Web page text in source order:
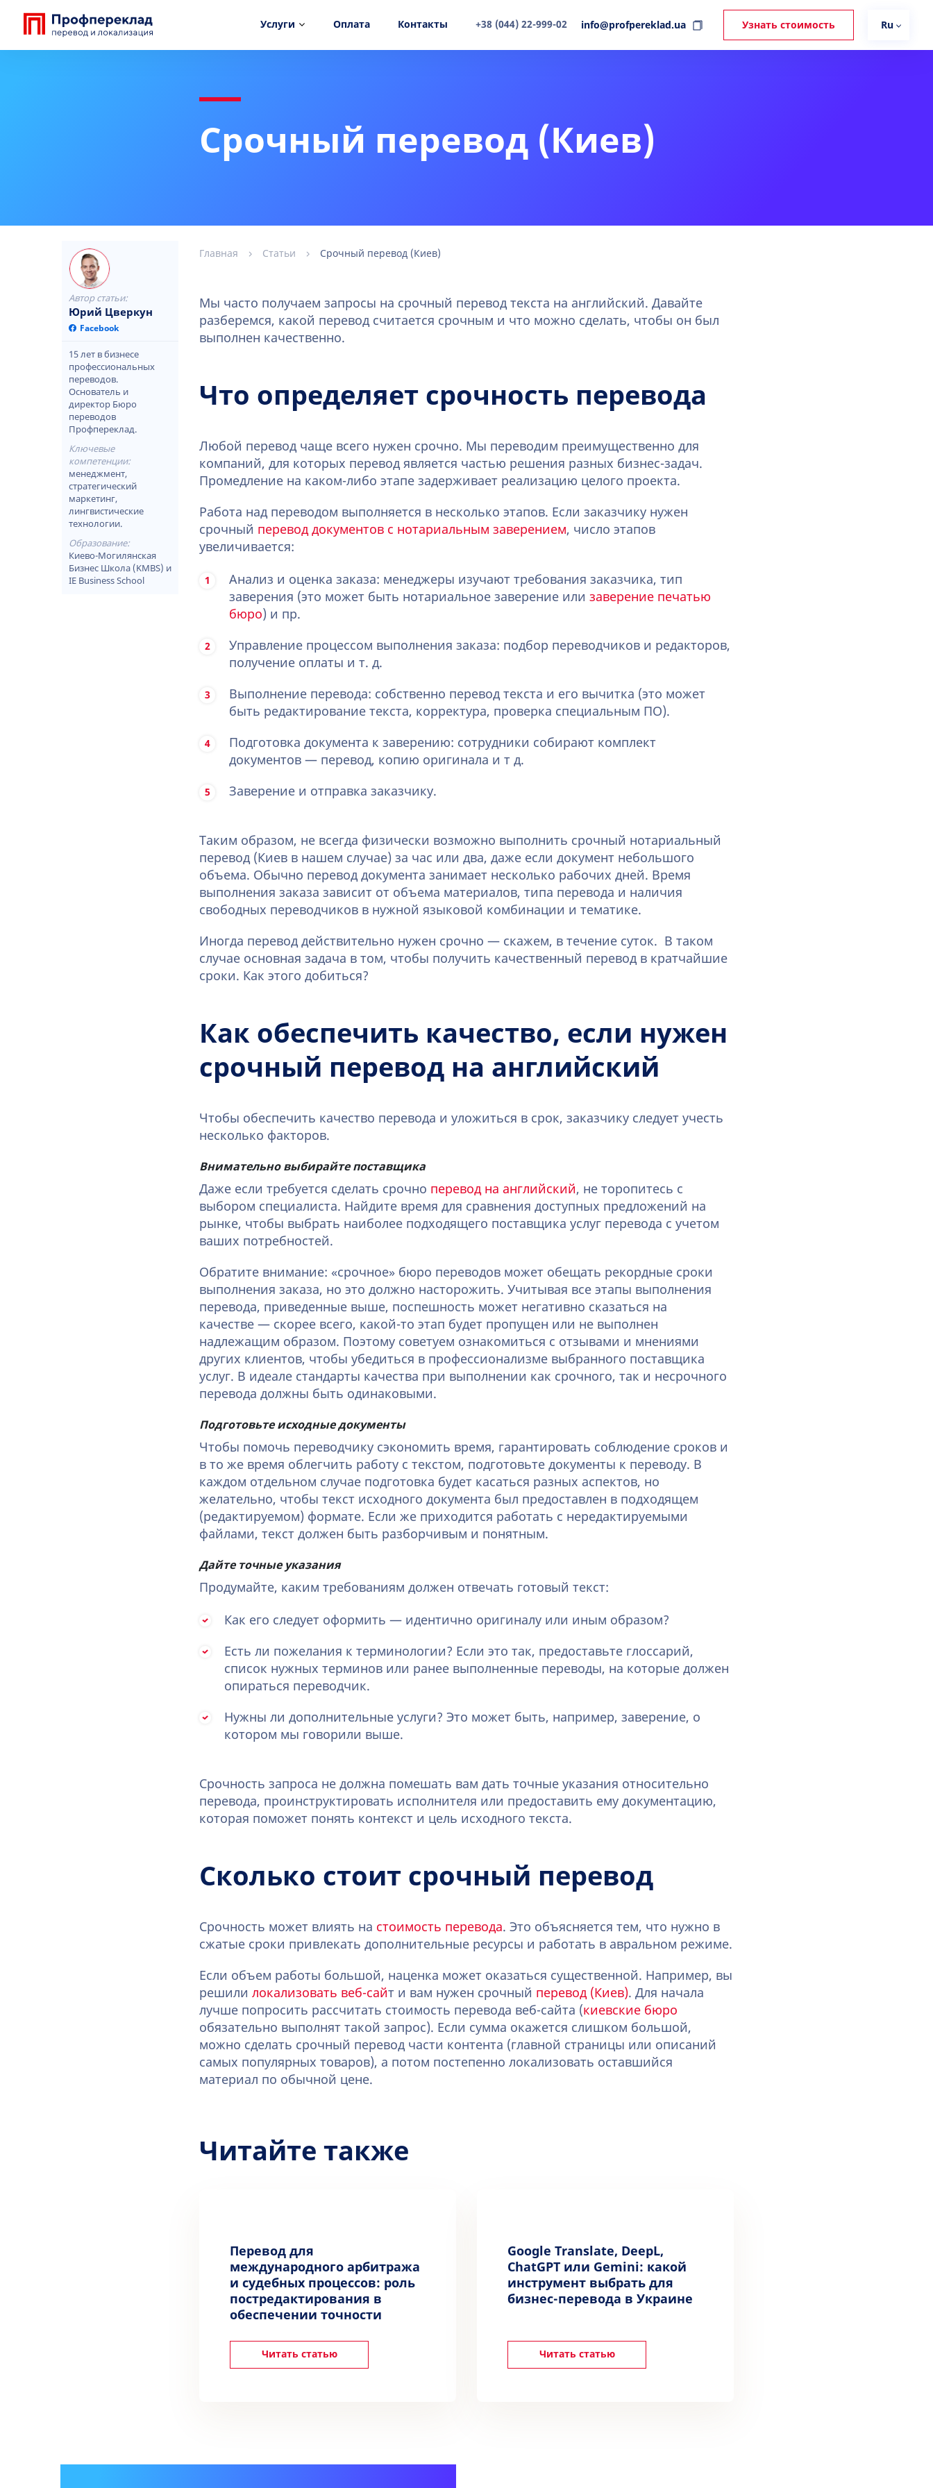
Услуги Оплата Контакты +38 (044) 22-999-02 info@profpereklad.ua Узнать стоимость Ru
Срочный перевод (Киев)
Главная Статьи Срочный перевод (Киев)
Мы часто получаем запросы на срочный перевод текста на английский. Давайте
разберемся, какой перевод считается срочным и что можно сделать, чтобы он был
выполнен качественно.
Что определяет срочность перевода
Любой перевод чаще всего нужен срочно. Мы переводим преимущественно для
компаний, для которых перевод является частью решения разных бизнес-задач.
Промедление на каком-либо этапе задерживает реализацию целого проекта.
Работа над переводом выполняется в несколько этапов. Если заказчику нужен
срочный перевод документов с нотариальным заверением, число этапов
увеличивается:
Анализ и оценка заказа: менеджеры изучают требования заказчика, тип
заверения (это может быть нотариальное заверение или заверение печатью
бюро) и пр.
Управление процессом выполнения заказа: подбор переводчиков и редакторов,
получение оплаты и т. д.
Выполнение перевода: собственно перевод текста и его вычитка (это может
быть редактирование текста, корректура, проверка специальным ПО).
Подготовка документа к заверению: сотрудники собирают комплект
документов — перевод, копию оригинала и т д.
Заверение и отправка заказчику.
Таким образом, не всегда физически возможно выполнить срочный нотариальный
перевод (Киев в нашем случае) за час или два, даже если документ небольшого
объема. Обычно перевод документа занимает несколько рабочих дней. Время
выполнения заказа зависит от объема материалов, типа перевода и наличия
свободных переводчиков в нужной языковой комбинации и тематике.
Иногда перевод действительно нужен срочно — скажем, в течение суток. В таком
случае основная задача в том, чтобы получить качественный перевод в кратчайшие
сроки. Как этого добиться?
Как обеспечить качество, если нужен
срочный перевод на английский
Чтобы обеспечить качество перевода и уложиться в срок, заказчику следует учесть
несколько факторов.
Внимательно выбирайте поставщика
Даже если требуется сделать срочно перевод на английский, не торопитесь с
выбором специалиста. Найдите время для сравнения доступных предложений на
рынке, чтобы выбрать наиболее подходящего поставщика услуг перевода с учетом
ваших потребностей.
Обратите внимание: «срочное» бюро переводов может обещать рекордные сроки
выполнения заказа, но это должно насторожить. Учитывая все этапы выполнения
перевода, приведенные выше, поспешность может негативно сказаться на
качестве — скорее всего, какой-то этап будет пропущен или не выполнен
надлежащим образом. Поэтому советуем ознакомиться с отзывами и мнениями
других клиентов, чтобы убедиться в профессионализме выбранного поставщика
услуг. В идеале стандарты качества при выполнении как срочного, так и несрочного
перевода должны быть одинаковыми.
Подготовьте исходные документы
Чтобы помочь переводчику сэкономить время, гарантировать соблюдение сроков и
в то же время облегчить работу с текстом, подготовьте документы к переводу. В
каждом отдельном случае подготовка будет касаться разных аспектов, но
желательно, чтобы текст исходного документа был предоставлен в подходящем
(редактируемом) формате. Если же приходится работать с нередактируемыми
файлами, текст должен быть разборчивым и понятным.
Дайте точные указания
Продумайте, каким требованиям должен отвечать готовый текст:
Как его следует оформить — идентично оригиналу или иным образом?
Есть ли пожелания к терминологии? Если это так, предоставьте глоссарий,
список нужных терминов или ранее выполненные переводы, на которые должен
опираться переводчик.
Нужны ли дополнительные услуги? Это может быть, например, заверение, о
котором мы говорили выше.
Срочность запроса не должна помешать вам дать точные указания относительно
перевода, проинструктировать исполнителя или предоставить ему документацию,
которая поможет понять контекст и цель исходного текста.
Сколько стоит срочный перевод
Срочность может влиять на стоимость перевода. Это объясняется тем, что нужно в
сжатые сроки привлекать дополнительные ресурсы и работать в авральном режиме.
Если объем работы большой, наценка может оказаться существенной. Например, вы
решили локализовать веб-сайт и вам нужен срочный перевод (Киев). Для начала
лучше попросить рассчитать стоимость перевода веб-сайта (киевские бюро
обязательно выполнят такой запрос). Если сумма окажется слишком большой,
можно сделать срочный перевод части контента (главной страницы или описаний
самых популярных товаров), а потом постепенно локализовать оставшийся
материал по обычной цене.
Автор статьи:
Юрий Цверкун
Facebook
15 лет в бизнесе
профессиональных
переводов.
Основатель и
директор Бюро
переводов
Профпереклад.
Ключевые
компетенции:
менеджмент,
стратегический
маркетинг,
лингвистические
технологии.
Образование:
Киево-Могилянская
Бизнес Школа (KMBS) и
IE Business School
Читайте также
Перевод для
международного арбитража
и судебных процессов: роль
постредактирования в
обеспечении точности
Читать статью
Google Translate, DeepL,
ChatGPT или Gemini: какой
инструмент выбрать для
бизнес-перевода в Украине
Читать статью